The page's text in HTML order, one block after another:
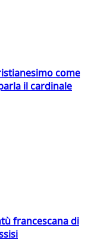
come
il cardinale
francescana di